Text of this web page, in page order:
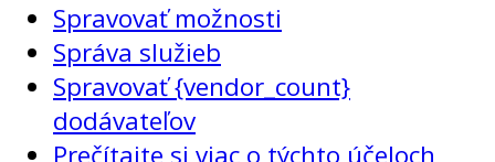
Spravovať možnosti
Správa služieb
Spravovať {vendor_count}
dodávateľov